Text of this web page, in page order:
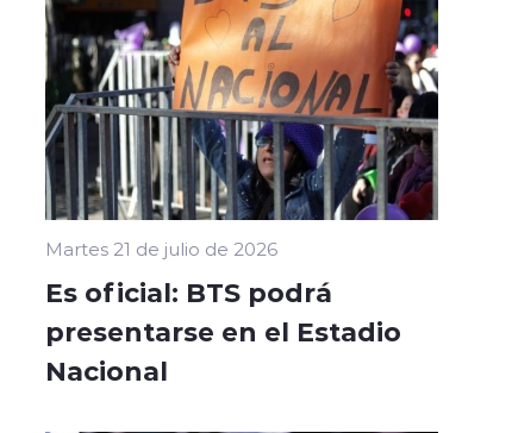
Martes 21 de julio de 2026
Es oficial: BTS podrá
presentarse en el Estadio
Nacional